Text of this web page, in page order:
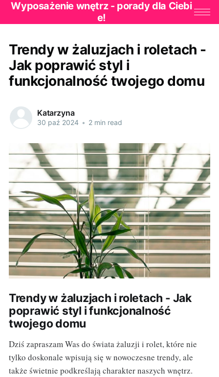
Wyposażenie wnętrz - porady dla Ciebi
e!
Trendy w żaluzjach i roletach -
Jak poprawić styl i
funkcjonalność twojego domu
Katarzyna
30 paź 2024 • 2 min read
Trendy w żaluzjach i roletach - Jak
poprawić styl i funkcjonalność
twojego domu
Dziś zapraszam Was do świata żaluzji i rolet, które nie
tylko doskonale wpisują się w nowoczesne trendy, ale
także świetnie podkreślają charakter naszych wnętrz.